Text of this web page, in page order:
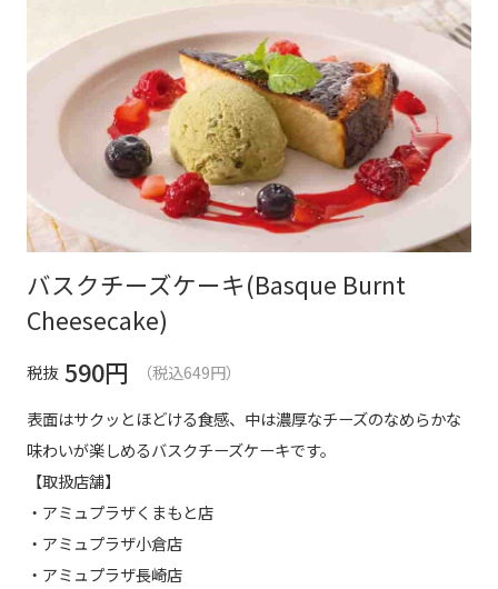
バスクチーズケーキ(Basque Burnt
Cheesecake)
税抜 590円
（税込649円）
表面はサクッとほどける食感、中は濃厚なチーズのなめらかな
味わいが楽しめるバスクチーズケーキです。
【取扱店舗】
・アミュプラザくまもと店
・アミュプラザ小倉店
・アミュプラザ長崎店